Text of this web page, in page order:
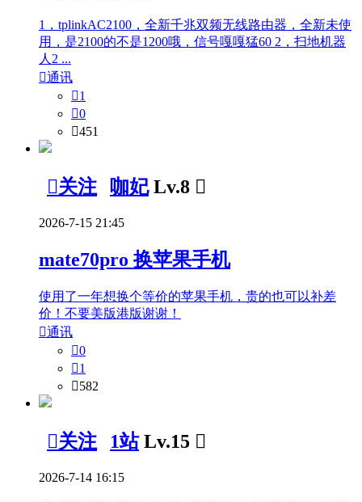
1，tplinkAC2100，全新千兆双频无线路由器，全新未使
用，是2100的不是1200哦，信号嘎嘎猛60 2，扫地机器
人2 ...
通讯
1
0
451
关注 咖妃 Lv.8 
2026-7-15 21:45
mate70pro 换苹果手机
使用了一年想换个等价的苹果手机，贵的也可以补差
价！不要美版港版谢谢！
通讯
0
1
582
关注 1站 Lv.15 
2026-7-14 16:15